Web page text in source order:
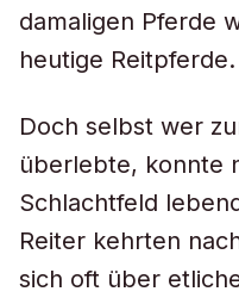
damaligen Pferde
heutige Reitpferde.
Doch selbst wer
überlebte, konnte
Schlachtfeld
Reiter kehrten
sich oft über